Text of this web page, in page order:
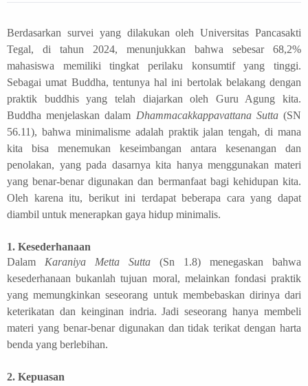
Berdasarkan survei yang dilakukan oleh Universitas Pancasakti
Tegal, di tahun 2024, menunjukkan bahwa sebesar 68,2%
mahasiswa memiliki tingkat perilaku konsumtif yang tinggi.
Sebagai umat Buddha, tentunya hal ini bertolak belakang dengan
praktik buddhis yang telah diajarkan oleh Guru Agung kita.
Buddha menjelaskan dalam Dhammacakkappavattana Sutta(SN
56.11), bahwa minimalisme adalah praktik jalan tengah, di mana
kita bisa menemukan keseimbangan antara kesenangan dan
penolakan, yang pada dasarnya kita hanya menggunakan materi
yang benar-benar digunakan dan bermanfaat bagi kehidupan kita.
Oleh karena itu, berikut ini terdapat beberapa cara yang dapat
diambil untuk menerapkan gaya hidup minimalis.
1. Kesederhanaan
Dalam Karaniya Metta Sutta (Sn 1.8) menegaskan bahwa
kesederhanaan bukanlah tujuan moral, melainkan fondasi praktik
yang memungkinkan seseorang untuk membebaskan dirinya dari
keterikatan dan keinginan indria. Jadi seseorang hanya membeli
materi yang benar-benar digunakan dan tidak terikat dengan harta
benda yang berlebihan.
2. Kepuasan